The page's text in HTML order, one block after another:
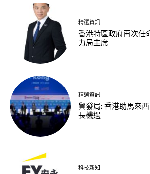
精選資訊
香港特區政府再次任
力局主席
精選資訊
貿發局: 香港助馬來
長機遇
科技新知